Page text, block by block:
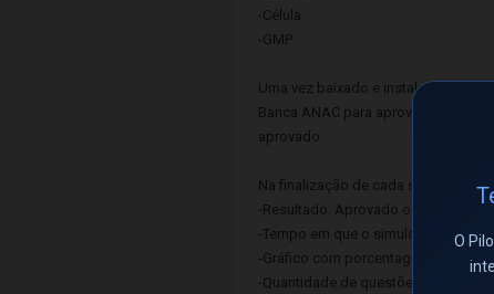
-Célula
-GMP
Uma vez baixado e instalado o
Banca ANAC para aprovação,
aprovado.
Na finalização de cada simulado,
-Resultado: Aprovado ou Reprovado.
-Tempo em que o simulado foi
-Gráfico com porcentagem de
-Quantidade de questões Corretas,
O